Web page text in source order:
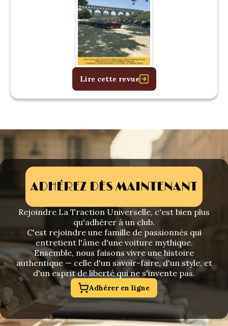
Lire cette revue
ADHÉREZ DÈS MAINTENANT
Rejoindre La Traction Universelle, c'est bien plus
qu'adhérer à un club.
C'est rejoindre une famille de passionnés qui
entretient l'âme d'une voiture mythique.
Ensemble, nous faisons vivre une histoire
authentique — celle d'un savoir-faire, d'un style, et
d'un esprit de liberté qui ne s'invente pas.
Adhérer en ligne